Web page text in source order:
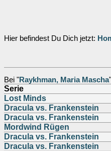
Hier befindest Du Dich jetzt:
Bei "Raykhman, Maria Mascha
Serie
Lost Minds
Dracula vs. Frankenstein
Dracula vs. Frankenstein
Mordwind Rügen
Dracula vs. Frankenstein
Dracula vs. Frankenstein